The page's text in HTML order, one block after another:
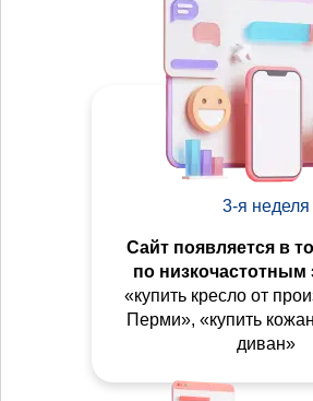
3-я неделя
Сайт появляется в
по низкочастотным
«купить кресло от
Перми», «купить
диван»